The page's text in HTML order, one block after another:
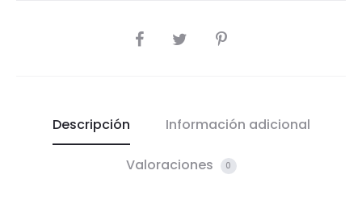
COMPARTIR
Descripción Información adicional
Valoraciones 0